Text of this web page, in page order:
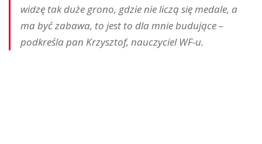
widzę tak duże grono, gdzie nie liczą się medale, a
ma być zabawa, to jest to dla mnie budujące –
podkreśla pan Krzysztof, nauczyciel WF-u.